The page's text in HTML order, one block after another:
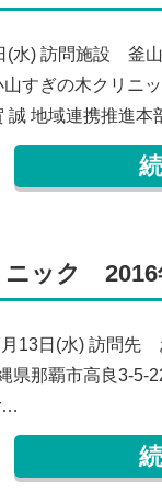
(水) 訪問施設 釜
すぎの木クリニ
地域連携推進本
ック 2016
13日(水) 訪問先
県那覇市高良3-5-